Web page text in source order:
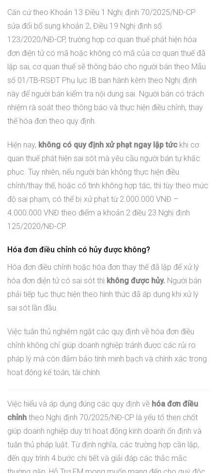
Căn cứ theo Khoản 13 Điều 1 Nghị định 70/2025/NĐ-CP
sửa đổi bổ sung khoản 2, Điều 19 Nghị định số
123/2020/NĐ-CP, trường hợp cơ quan thuế phát hiện hóa
đơn điện tử có mã hoặc không có mã của cơ quan thuế đã
lập sai, cơ quan thuế sẽ thông báo cho người bán theo Mẫu
số 01/TB-RSĐT Phụ lục IB ban hành kèm theo Nghị định
này để người bán kiểm tra nội dung sai. Người bán có trách
nhiệm rà soát theo thông báo và thực hiện điều chỉnh, thay
thế hóa đơn theo quy định.
Hiện nay, không có quy định xử phạt ngay lập tức khi cơ
quan thuế phát hiện sai sót mà yêu cầu người bán tự khắc
phục. Tuy nhiên, nếu người bán không thực hiện điều
chỉnh/thay thế, hoặc cố tình không hợp tác, thì tùy theo mức
độ sai phạm, có thể bị xử phạt từ 2.000.000 VNĐ –
4.000.000 VNĐ theo điểm a khoản 2 điều 23 Nghị định
125/2020/NĐ-CP.
Hóa đơn điều chỉnh có hủy được không?
Hóa đơn điều chỉnh hoặc hóa đơn thay thế đã lập để xử lý
hóa đơn điện tử có sai sót thì không được hủy. Người bán
phải tiếp tục thực hiện theo hình thức đã áp dụng khi xử lý
sai sót lần đầu.
Việc tuân thủ nghiêm ngặt các quy định về hóa đơn điều
chỉnh không chỉ giúp doanh nghiệp tránh được các rủi ro
pháp lý mà còn đảm bảo tính minh bạch và chính xác trong
hoạt động kế toán, tài chính.
Việc hiểu và áp dụng đúng các quy định về hóa đơn điều
chỉnh theo Nghị định 70/2025/NĐ-CP là yếu tố then chốt
giúp doanh nghiệp duy trì hoạt động kinh doanh ổn định và
tuân thủ pháp luật. Từ định nghĩa, các trường hợp cần lập,
đến quy trình 4 bước chi tiết và giải đáp các thắc mắc